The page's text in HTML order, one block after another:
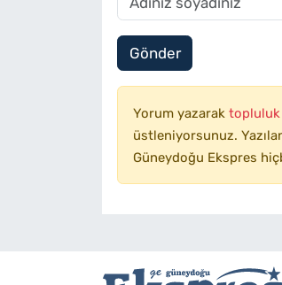
Gönder
Yorum yazarak topluluk
üstleniyorsunuz.
Güneydoğu Ekspres